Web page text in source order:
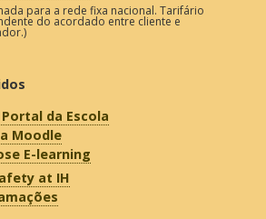
para a rede fixa nacional. Tarifário
do acordado entre cliente e
da Escola
Moodle
E-learning
at IH